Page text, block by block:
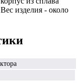
изделия - около